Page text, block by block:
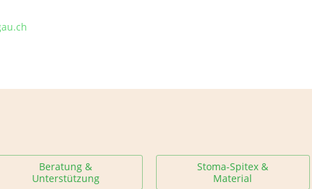
Beratung &
Unterstützung
Stoma-Spitex &
Material